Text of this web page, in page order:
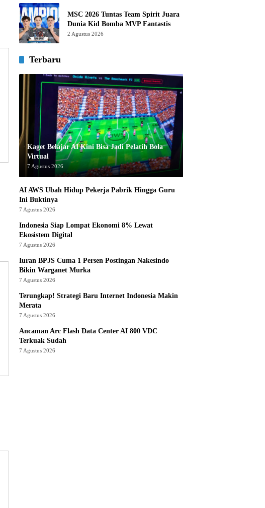
MSC 2026 Tuntas Team Spirit Juara
Dunia Kid Bomba MVP Fantastis
2 Agustus 2026
Terbaru
Kaget Belajar AI Kini Bisa Jadi Pelatih Bola
Virtual
7 Agustus 2026
AI AWS Ubah Hidup Pekerja Pabrik Hingga Guru
Ini Buktinya
7 Agustus 2026
Indonesia Siap Lompat Ekonomi 8% Lewat
Ekosistem Digital
7 Agustus 2026
Iuran BPJS Cuma 1 Persen Postingan Nakesindo
Bikin Warganet Murka
7 Agustus 2026
Terungkap! Strategi Baru Internet Indonesia Makin
Merata
7 Agustus 2026
Ancaman Arc Flash Data Center AI 800 VDC
Terkuak Sudah
7 Agustus 2026